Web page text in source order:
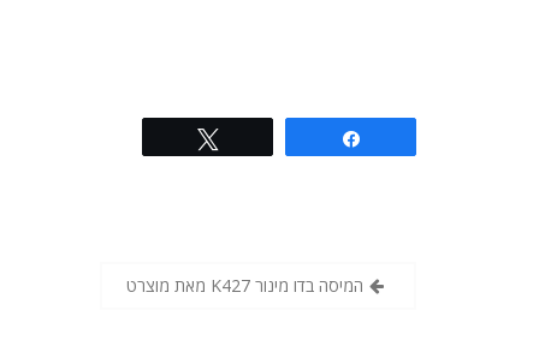
המיסה בדו מינור K427 מאת מוצרט